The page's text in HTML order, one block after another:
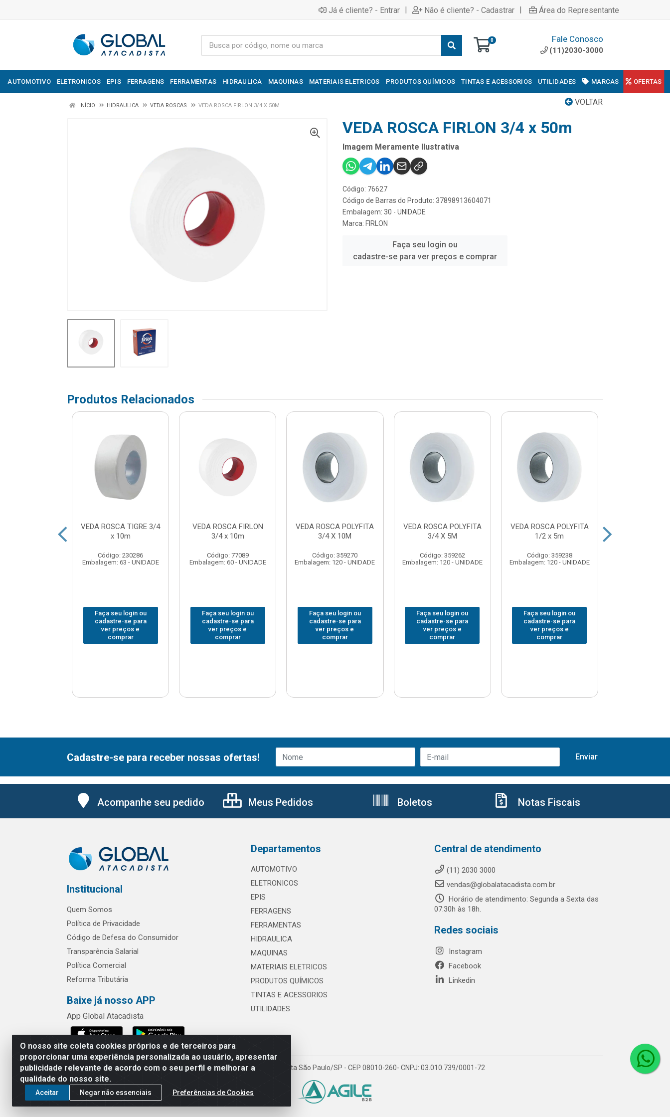
Já é cliente? - Entrar | Não é cliente? - Cadastrar | Área do Representante
0 Fale Conosco
(11)2030-3000
AUTOMOTIVO ELETRONICOS EPIS FERRAGENS FERRAMENTAS HIDRAULICA MAQUINAS MATERIAIS ELETRICOS PRODUTOS QUÍMICOS TINTAS E ACESSORIOS UTILIDADES MARCAS OFERTAS
VOLTAR
INÍCIO HIDRAULICA VEDA ROSCAS VEDA ROSCA FIRLON 3/4 X 50M
VEDA ROSCA FIRLON 3/4 x 50m
Imagem Meramente Ilustrativa
Código: 76627
Código de Barras do Produto: 37898913604071
Embalagem: 30 - UNIDADE
Marca: FIRLON
Faça seu login ou
cadastre-se para ver preços e comprar
Produtos Relacionados
VEDA ROSCA TIGRE 3/4
x 10m
Código: 230286
Embalagem: 63 - UNIDADE
Faça seu login ou
cadastre-se para
ver preços e
comprar
VEDA ROSCA FIRLON
3/4 x 10m
Código: 77089
Embalagem: 60 - UNIDADE
Faça seu login ou
cadastre-se para
ver preços e
comprar
VEDA ROSCA POLYFITA
3/4 X 10M
Código: 359270
Embalagem: 120 - UNIDADE
Faça seu login ou
cadastre-se para
ver preços e
comprar
VEDA ROSCA POLYFITA
3/4 X 5M
Código: 359262
Embalagem: 120 - UNIDADE
Faça seu login ou
cadastre-se para
ver preços e
comprar
VEDA ROSCA POLYFITA
1/2 x 5m
Código: 359238
Embalagem: 120 - UNIDADE
Faça seu login ou
cadastre-se para
ver preços e
comprar
O nosso site coleta cookies próprios e de terceiros para
proporcionar uma experiência personalizada ao usuário, apresentar
publicidade relevante de acordo com o seu perfil e melhorar a
qualidade do nosso site.
Aceitar Negar não essenciais Preferências de Cookies
Cadastre-se para receber nossas ofertas!
Acompanhe seu pedido Meus Pedidos Boletos Notas Fiscais
Institucional
Quem Somos
Política de Privacidade
Código de Defesa do Consumidor
Transparência Salarial
Política Comercial
Reforma Tributária
Baixe já nosso APP
App Global Atacadista
Departamentos
AUTOMOTIVO
ELETRONICOS
EPIS
FERRAGENS
FERRAMENTAS
HIDRAULICA
MAQUINAS
MATERIAIS ELETRICOS
PRODUTOS QUÍMICOS
TINTAS E ACESSORIOS
UTILIDADES
Central de atendimento
(11) 2030 3000
vendas@globalatacadista.com.br
Horário de atendimento: Segunda a Sexta das
07:30h às 18h.
Redes sociais
Instagram
Facebook
Linkedin
Rua Chipuê, 117 - S. Miguel Paulista São Paulo/SP - CEP 08010-260- CNPJ: 03.010.739/0001-72